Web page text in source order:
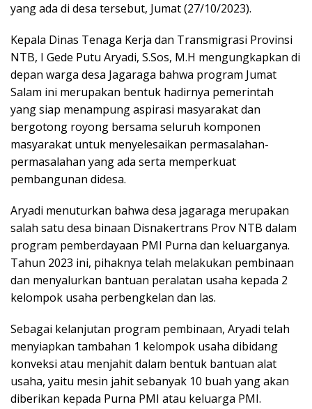
yang ada di desa tersebut, Jumat (27/10/2023).
Kepala Dinas Tenaga Kerja dan Transmigrasi Provinsi
NTB, I Gede Putu Aryadi, S.Sos, M.H mengungkapkan di
depan warga desa Jagaraga bahwa program Jumat
Salam ini merupakan bentuk hadirnya pemerintah
yang siap menampung aspirasi masyarakat dan
bergotong royong bersama seluruh komponen
masyarakat untuk menyelesaikan permasalahan-
permasalahan yang ada serta memperkuat
pembangunan didesa.
Aryadi menuturkan bahwa desa jagaraga merupakan
salah satu desa binaan Disnakertrans Prov NTB dalam
program pemberdayaan PMI Purna dan keluarganya.
Tahun 2023 ini, pihaknya telah melakukan pembinaan
dan menyalurkan bantuan peralatan usaha kepada 2
kelompok usaha perbengkelan dan las.
Sebagai kelanjutan program pembinaan, Aryadi telah
menyiapkan tambahan 1 kelompok usaha dibidang
konveksi atau menjahit dalam bentuk bantuan alat
usaha, yaitu mesin jahit sebanyak 10 buah yang akan
diberikan kepada Purna PMI atau keluarga PMI.